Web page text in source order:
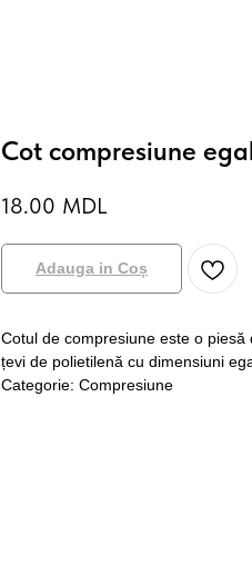
Cot compresiune
18.00 MDL
Adauga in Coș
Cotul de compresiune este o
țevi de polietilenă cu dimensiuni
Categorie: Compresiune